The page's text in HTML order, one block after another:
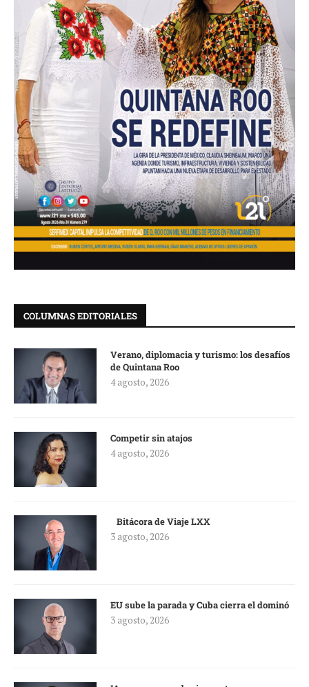
COLUMNAS EDITORIALES
Verano, diplomacia y turismo: los desafíos
de Quintana Roo
4 agosto, 2026
Competir sin atajos
4 agosto, 2026
Bitácora de Viaje LXX
3 agosto, 2026
EU sube la parada y Cuba cierra el dominó
3 agosto, 2026